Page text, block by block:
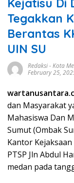
Kejatisu Di
Tegakkan
Berantas
UIN SU
Redaksi-Kota
February 25,
dan Masyarakat
Mahasiswa Dan
Sumut (Ombak
Kantor
PTSP Jln Abdul
medan pada